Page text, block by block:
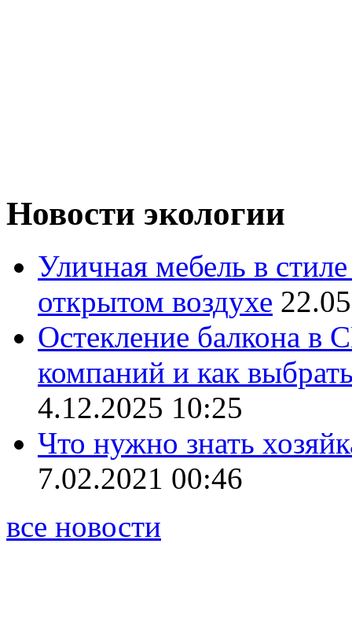
Новости экологии
Уличная мебель в
открытом воздухе
Остекление балкона в
компаний и как
4.12.2025 10:25
Что нужно знать
7.02.2021 00:46
все новости